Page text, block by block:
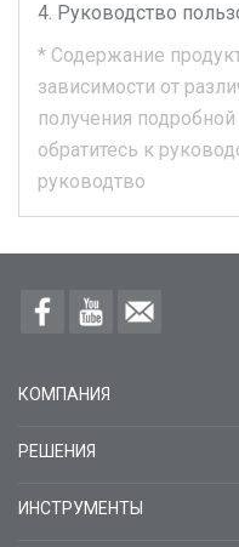
Руководство
* Содержание
зависимости от
получения
обратитесь к
руководтво
КОМПАНИЯ
РЕШЕНИЯ
ИНСТРУМЕНТЫ